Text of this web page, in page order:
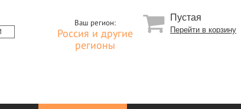
Ваш регион:
Россия и другие
регионы
Пустая
Перейти в корзину